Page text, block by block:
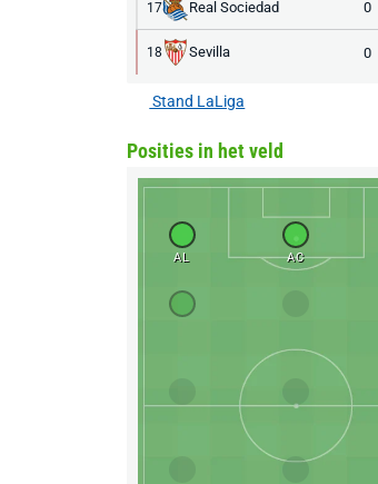
17 Real Sociedad 0
18 Sevilla 0
Stand LaLiga
Posities in het veld
AL AC